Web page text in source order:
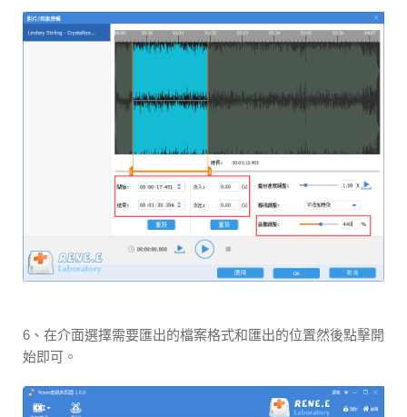
6、在介面選擇需要匯出的檔案格式和匯出的位置然後點擊開
始即可。